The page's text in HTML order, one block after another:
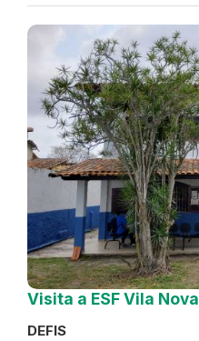
Visita a ESF Vila Nova
DEFIS